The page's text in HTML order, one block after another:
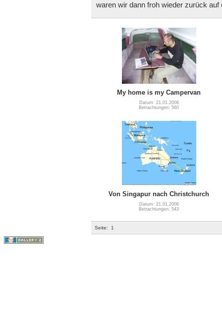
waren wir dann froh wieder zurück
My home is my Campervan
Datum: 21.01.2006
Betrachtungen: 560
Von Singapur nach Christchurch
Datum: 21.01.2006
Betrachtungen: 543
Seite: 1